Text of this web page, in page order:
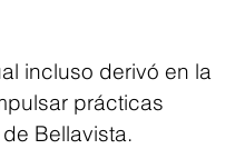
incluso derivó en la
prácticas
Bellavista.